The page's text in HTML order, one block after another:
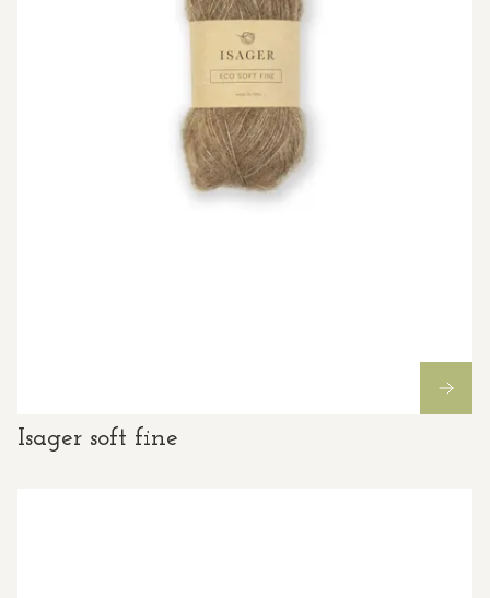
Isager soft fine